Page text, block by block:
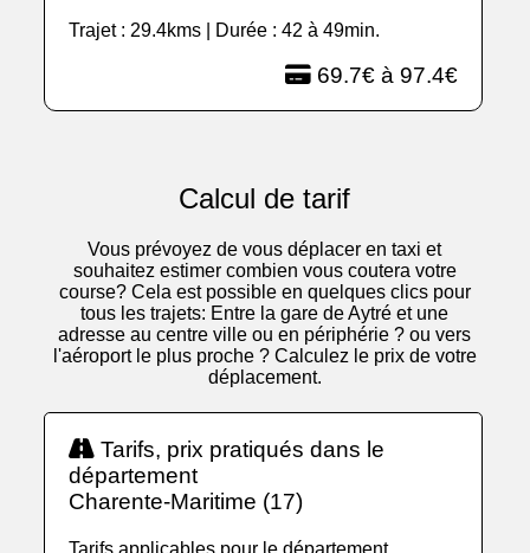
Trajet : 29.4kms | Durée : 42 à 49min.
69.7€ à 97.4€
Calcul de tarif
Vous prévoyez de vous déplacer en taxi et
souhaitez estimer combien vous coutera votre
course? Cela est possible en quelques clics pour
tous les trajets: Entre la gare de Aytré et une
adresse au centre ville ou en périphérie ? ou vers
l'aéroport le plus proche ? Calculez le prix de votre
déplacement.
Tarifs, prix pratiqués dans le
département
Charente-Maritime (17)